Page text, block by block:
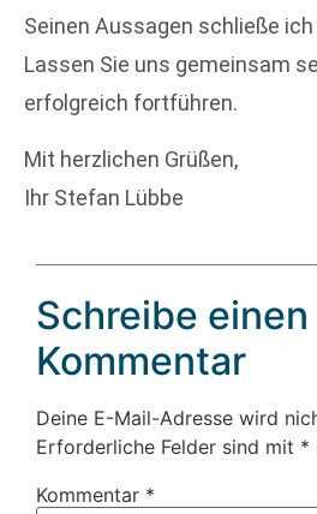
Seinen Aussagen schließe
Lassen Sie uns gemeinsam
erfolgreich fortführen.
Mit herzlichen Grüßen,
Ihr Stefan Lübbe
Schreibe einen
Kommentar
Deine E-Mail-Adresse wird
Erforderliche Felder sind mit *
Kommentar *